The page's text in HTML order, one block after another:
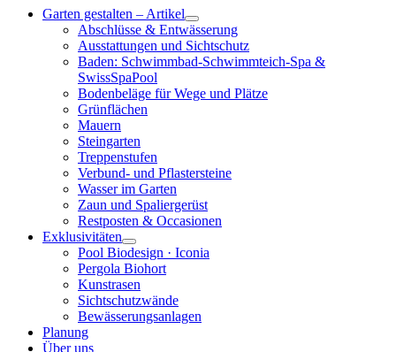
Garten gestalten – Artikel
Abschlüsse & Entwässerung
Ausstattungen und Sichtschutz
Baden: Schwimmbad-Schwimmteich-Spa &
SwissSpaPool
Bodenbeläge für Wege und Plätze
Grünflächen
Mauern
Steingarten
Treppenstufen
Verbund- und Pflastersteine
Wasser im Garten
Zaun und Spaliergerüst
Restposten & Occasionen
Exklusivitäten
Pool Biodesign · Iconia
Pergola Biohort
Kunstrasen
Sichtschutzwände
Bewässerungsanlagen
Planung
Über uns